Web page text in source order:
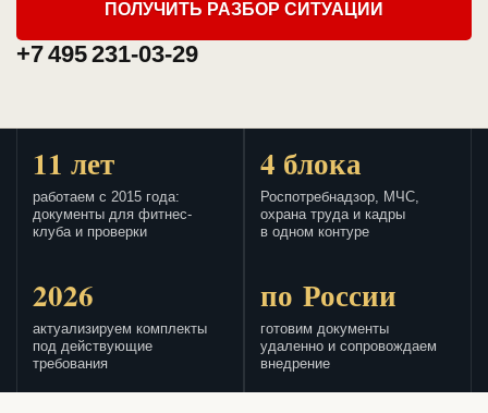
ПОЛУЧИТЬ РАЗБОР СИТУАЦИИ
+7 495 231-03-29
11 лет
работаем с 2015 года:
документы для фитнес-
клуба и проверки
4 блока
Роспотребнадзор, МЧС,
охрана труда и кадры
в одном контуре
2026
актуализируем комплекты
под действующие
требования
по России
готовим документы
удаленно и сопровождаем
внедрение